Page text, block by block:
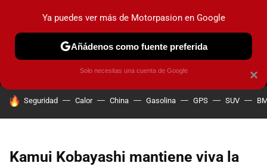
MENÚ NUEVO
COCHES ELÉCTRICOS OBSERVATORIO
HOY SE HABLA DE
Seguridad Calor China Gasolina GPS SUV
Kamui Kobayashi mantiene viva la
×
Ya puedes ver más de Motorpasion en Google
Añádenos como fuente preferida
Solo necesitas una cuenta de Google